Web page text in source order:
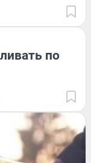
по